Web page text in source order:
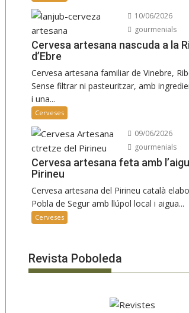
10/06/2026
gourmenials
Cervesa artesana nascuda a la
d’Ebre
Cervesa artesana familiar de Vinebre,
Sense filtrar ni pasteuritzar, amb
i una...
Cerveses
09/06/2026
gourmenials
Cervesa artesana feta amb
Pirineu
Cervesa artesana del Pirineu català
Pobla de Segur amb llúpol local i aigua...
Cerveses
Revista Poboleda